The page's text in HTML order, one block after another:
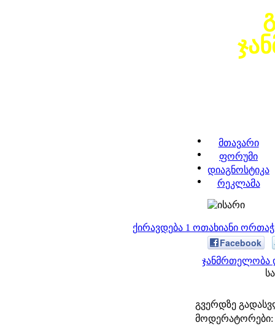
მთავარი
ფორუმი
დიაგნოსტიკა
რეკლამა
ქირავდება 1 ოთახიანი
Facebook
ჯანმრთელობა
გვერდზე
მოდერატორები: